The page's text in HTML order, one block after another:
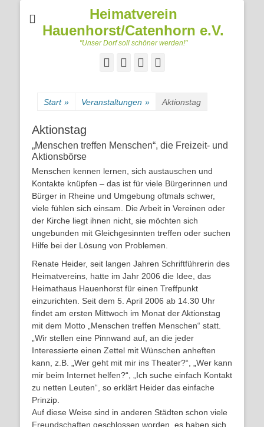
Heimatverein
Hauenhorst/Catenhorn e.V.
"Unser Dorf soll schöner werden!"
FacebookGoogleplus
Start » Veranstaltungen » Aktionstag
Aktionstag
„Menschen treffen Menschen“, die Freizeit- und
Aktionsbörse
Menschen kennen lernen, sich austauschen und
Kontakte knüpfen – das ist für viele Bürgerinnen und
Bürger in Rheine und Umgebung oftmals schwer,
viele fühlen sich einsam. Die Arbeit in Vereinen oder
der Kirche liegt ihnen nicht, sie möchten sich
ungebunden mit Gleichgesinnten treffen oder suchen
Hilfe bei der Lösung von Problemen.
Renate Heider, seit langen Jahren Schriftführerin des
Heimatvereins, hatte im Jahr 2006 die Idee, das
Heimathaus Hauenhorst für einen Treffpunkt
einzurichten. Seit dem 5. April 2006 ab 14.30 Uhr
findet am ersten Mittwoch im Monat der Aktionstag
mit dem Motto „Menschen treffen Menschen“ statt.
„Wir stellen eine Pinnwand auf, an die jeder
Interessierte einen Zettel mit Wünschen anheften
kann, z.B. „Wer geht mit mir ins Theater?“, „Wer kann
mir beim Internet helfen?“, „Ich suche einfach Kontakt
zu netten Leuten“, so erklärt Heider das einfache
Prinzip.
Auf diese Weise sind in anderen Städten schon viele
Freundschaften geschlossen worden, es haben sich